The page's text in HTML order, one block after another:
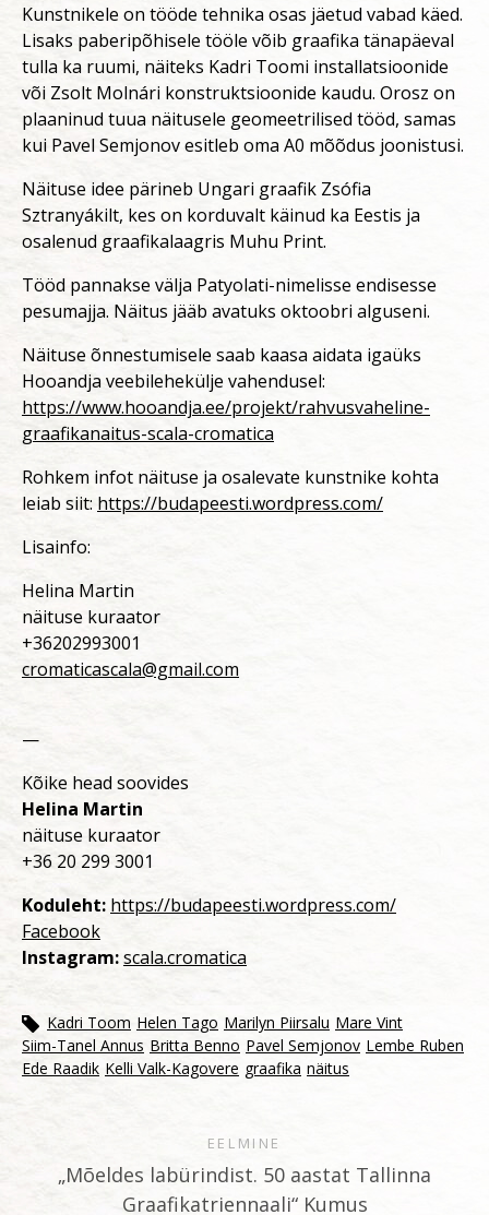
Kunstnikele on tööde tehnika osas jäetud vabad käed.
Lisaks paberipõhisele tööle võib graafika tänapäeval
tulla ka ruumi, näiteks Kadri Toomi installatsioonide
või Zsolt Molnári konstruktsioonide kaudu. Orosz on
plaaninud tuua näitusele geomeetrilised tööd, samas
kui Pavel Semjonov esitleb oma A0 mõõdus joonistusi.
Näituse idee pärineb Ungari graafik Zsófia
Sztranyákilt, kes on korduvalt käinud ka Eestis ja
osalenud graafikalaagris Muhu Print.
Tööd pannakse välja Patyolati-nimelisse endisesse
pesumajja. Näitus jääb avatuks oktoobri alguseni.
Näituse õnnestumisele saab kaasa aidata igaüks
Hooandja veebilehekülje vahendusel:
https://www.hooandja.ee/projekt/rahvusvaheline-
graafikanaitus-scala-cromatica
Rohkem infot näituse ja osalevate kunstnike kohta
leiab siit: https://budapeesti.wordpress.com/
Lisainfo:
Helina Martin
näituse kuraator
+36202993001
cromaticascala@gmail.com
—
Kõike head soovides
Helina Martin
näituse kuraator
+36 20 299 3001
Koduleht: https://budapeesti.wordpress.com/
Facebook
Instagram:scala.cromatica
Kadri Toom Helen Tago Marilyn Piirsalu Mare Vint
Siim-Tanel Annus Britta Benno Pavel Semjonov Lembe Ruben
Ede Raadik Kelli Valk-Kagovere graafika näitus
EELMINE
„Mõeldes labürindist. 50 aastat Tallinna
Graafikatriennaali“ Kumus